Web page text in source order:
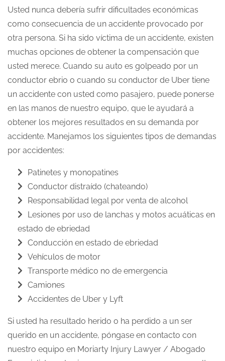
Usted nunca debería sufrir dificultades económicas
como consecuencia de un accidente provocado por
otra persona. Si ha sido víctima de un accidente, existen
muchas opciones de obtener la compensación que
usted merece. Cuando su auto es golpeado por un
conductor ebrio o cuando su conductor de Uber tiene
un accidente con usted como pasajero, puede ponerse
en las manos de nuestro equipo, que le ayudará a
obtener los mejores resultados en su demanda por
accidente. Manejamos los siguientes tipos de demandas
por accidentes:
Patinetes y monopatines
Conductor distraído (chateando)
Responsabilidad legal por venta de alcohol
Lesiones por uso de lanchas y motos acuáticas en
estado de ebriedad
Conducción en estado de ebriedad
Vehículos de motor
Transporte médico no de emergencia
Camiones
Accidentes de Uber y Lyft
Si usted ha resultado herido o ha perdido a un ser
querido en un accidente, póngase en contacto con
nuestro equipo en Moriarty Injury Lawyer / Abogado